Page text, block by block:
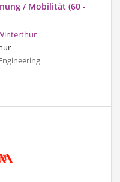
/ Mobilität (60 -